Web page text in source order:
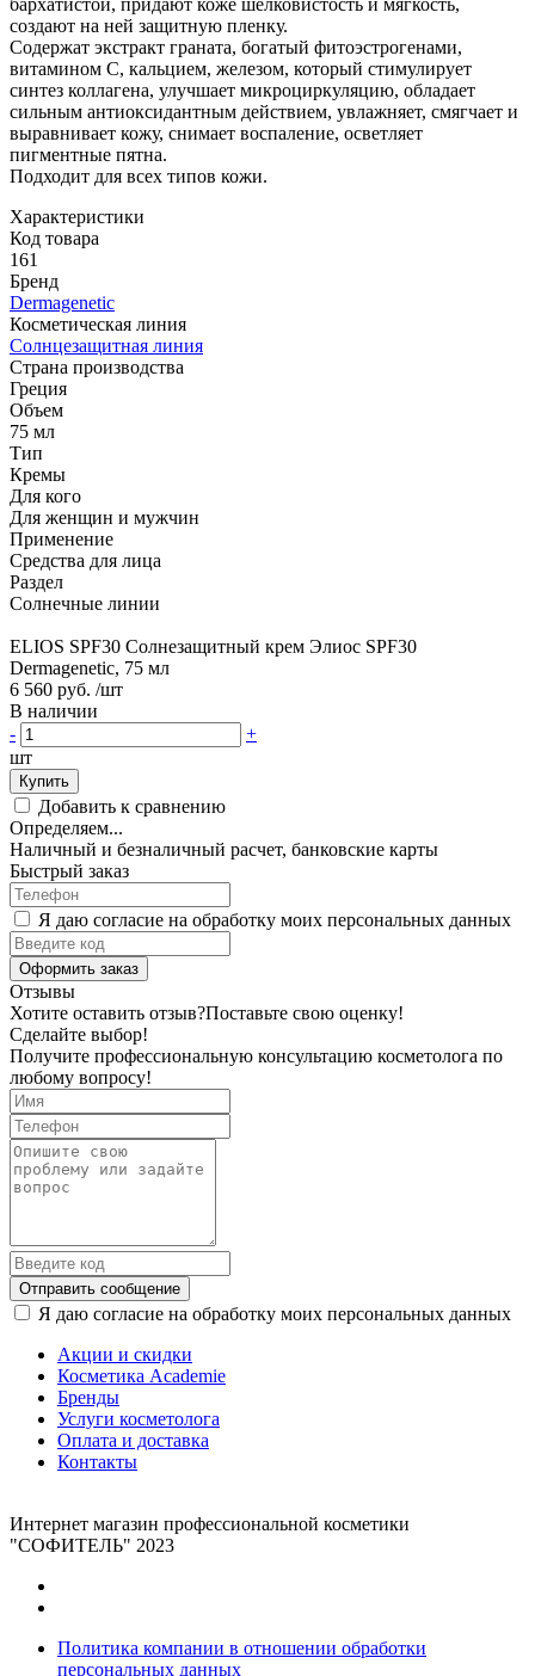
создают на ней защитную пленку.
Содержат экстракт граната, богатый фитоэстрогенами,
витамином С, кальцием, железом, который стимулирует
синтез коллагена, улучшает микроциркуляцию, обладает
сильным антиоксидантным действием, увлажняет, смягчает и
выравнивает кожу, снимает воспаление, осветляет
пигментные пятна.
Подходит для всех типов кожи.
Характеристики
Код товара
161
Бренд
Dermagenetic
Косметическая линия
Солнцезащитная линия
Страна производства
Греция
Объем
75 мл
Тип
Кремы
Для кого
Для женщин и мужчин
Применение
Средства для лица
Раздел
Солнечные линии
ELIOS SPF30 Солнезащитный крем Элиос SPF30
Dermagenetic, 75 мл
6 560 руб. /шт
В наличии
-
+
шт
Купить
Добавить к сравнению
Определяем...
Наличный и безналичный расчет, банковские карты
Быстрый заказ
Я даю согласие на обработку моих персональных данных
Оформить заказ
Отзывы
Хотите оставить отзыв?Поставьте свою оценку!
Сделайте выбор!
Получите профессиональную консультацию косметолога по
любому вопросу!
Отправить сообщение
Я даю согласие на обработку моих персональных данных
Акции и скидки
Косметика Academie
Бренды
Услуги косметолога
Оплата и доставка
Контакты
Интернет магазин профессиональной косметики
"СОФИТЕЛЬ" 2023
Политика компании в отношении обработки
персональных данных